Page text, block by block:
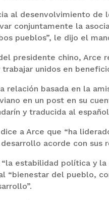
al desenvolvimiento de
conjuntamente la
pueblos”, le dijo el
presidente chino, Arce
unidos en
relación basada en la
en un post en su
y traducida al
a Arce que “ha
acorde con sus
estabilidad política y
“bienestar del pueblo,